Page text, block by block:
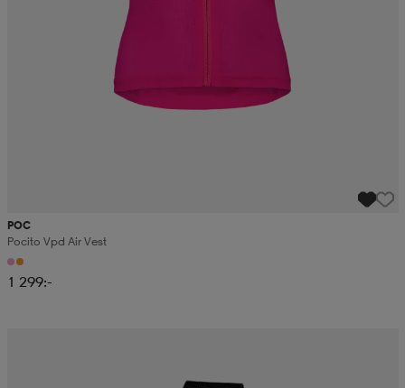
POC
Pocito Vpd Air Vest
1 299:-